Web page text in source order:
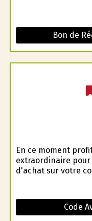
Bon de
En ce moment
extraordinaire pour
d'achat sur votre
Code